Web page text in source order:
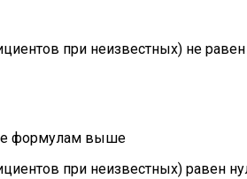
при неизвестных) не
формулам выше
при неизвестных) равен